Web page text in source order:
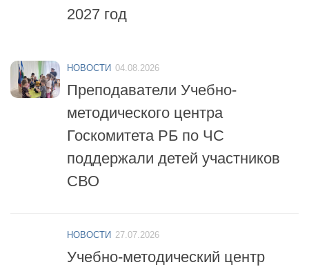
2027 год
НОВОСТИ 04.08.2026
Преподаватели Учебно-
методического центра
Госкомитета РБ по ЧС
поддержали детей участников
СВО
НОВОСТИ 27.07.2026
Учебно-методический центр